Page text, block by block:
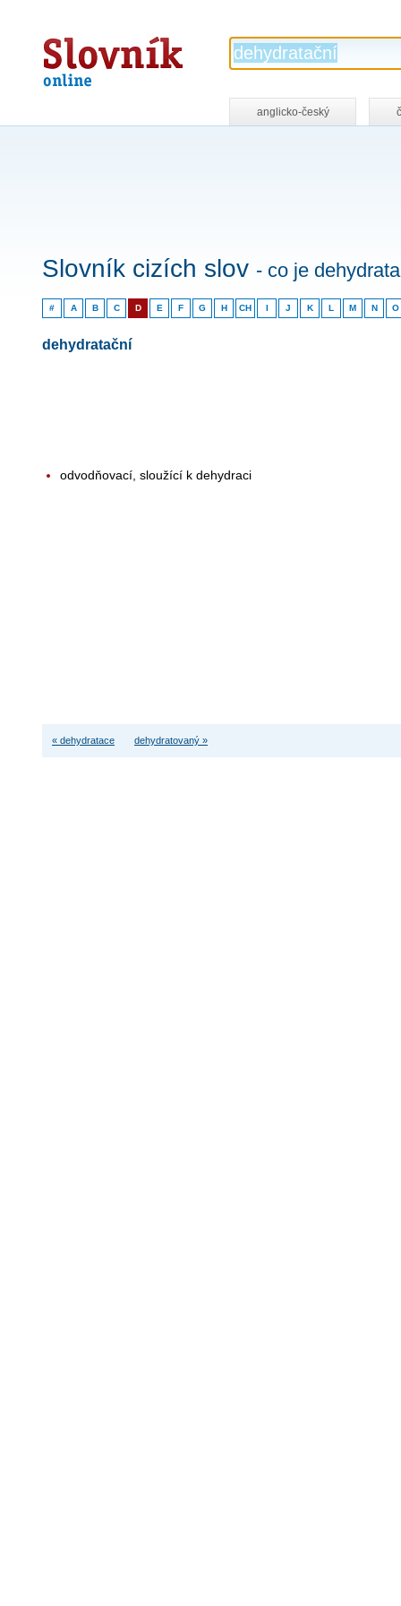
Slovník
online
anglicko-český
Slovník cizích slov - co je
# A B C D E F G H CH I J K L M N O
dehydratační
odvodňovací, sloužící k dehydraci
« dehydratace dehydratovaný »